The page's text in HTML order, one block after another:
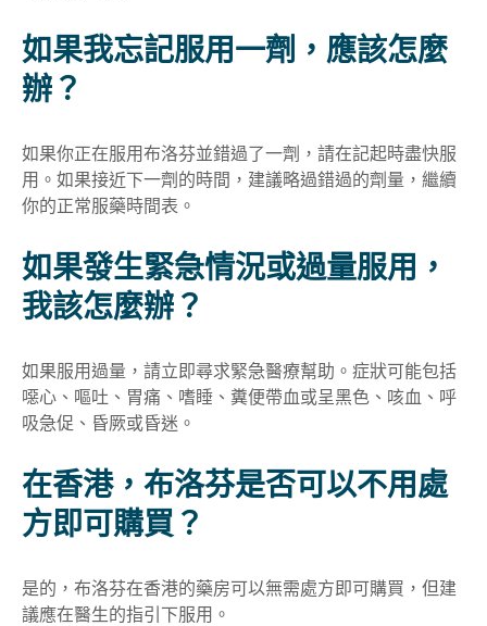
如果我忘記服用一劑，應該怎麼
辦 ？
如果你正在服用布洛芬並錯過了一劑，請在記起時盡快服
用。如果接近下一劑的時間，建議略過錯過的劑量，繼續
你的正常服藥時間表。
如果發生緊急情況或過量服用，
我該怎麼辦 ？
如果服用過量，請立即尋求緊急醫療幫助。症狀可能包括
噁心、嘔吐、胃痛、嗜睡、糞便帶血或呈黑色、咳血、呼
吸急促、昏厥或昏迷。
在香港，布洛芬是否可以不用處
方即可購買 ？
是的，布洛芬在香港的藥房可以無需處方即可購買，但建
議應在醫生的指引下服用。